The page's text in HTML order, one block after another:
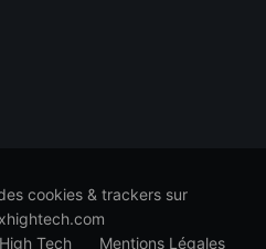
cookies & trackers sur
Tech
Mentions Légales